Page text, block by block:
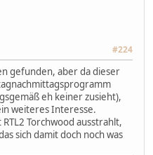
#224
gefunden, aber da dieser
eh keiner zusieht),
weiteres Interesse.
Torchwood ausstrahlt,
sich damit doch noch was